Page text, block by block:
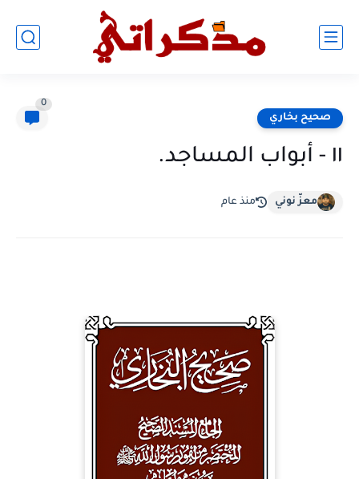
صحيح بخاري
0
١١ - أبواب المساجد.
معزّ نوني منذ عام